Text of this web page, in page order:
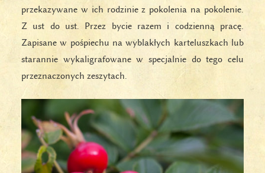
przekazywane w ich rodzinie z pokolenia na pokolenie.
Z ust do ust. Przez bycie razem i codzienną pracę.
Zapisane w pośpiechu na wyblakłych karteluszkach lub
starannie wykaligrafowane w specjalnie do tego celu
przeznaczonych zeszytach.